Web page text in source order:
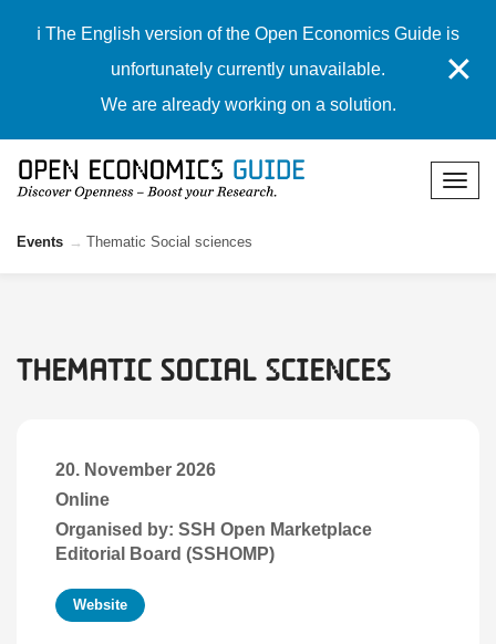
ℹ️ The English version of the Open Economics Guide is
unfortunately currently unavailable.
We are already working on a solution.
✕
Events Thematic Social sciences
Thematic Social sciences
20. November 2026
Online
Organised by: SSH Open Marketplace
Editorial Board (SSHOMP)
Website